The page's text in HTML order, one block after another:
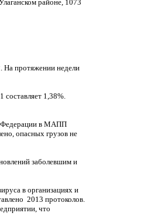
районе, 1073
На протяжении недели
1,38%.
Федерации в МАПП
опасных грузов не
заболевшим и
в организациях и
2013 протоколов.
что